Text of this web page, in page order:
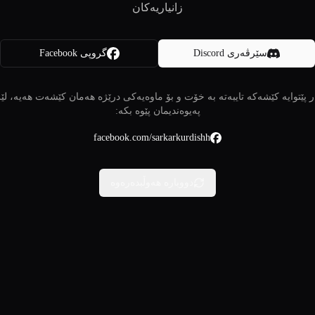
زانیاریەکان
سێرڤەری Discord گروپی Facebook
پێتوایە کێشەکە تایبەتە بە خۆت و بۆ ماوەیەکی درێژە هەمان کێشەت هەیە،
پەیوەندیمان پێوە بکە:
facebook.com/sarkarkurdishh